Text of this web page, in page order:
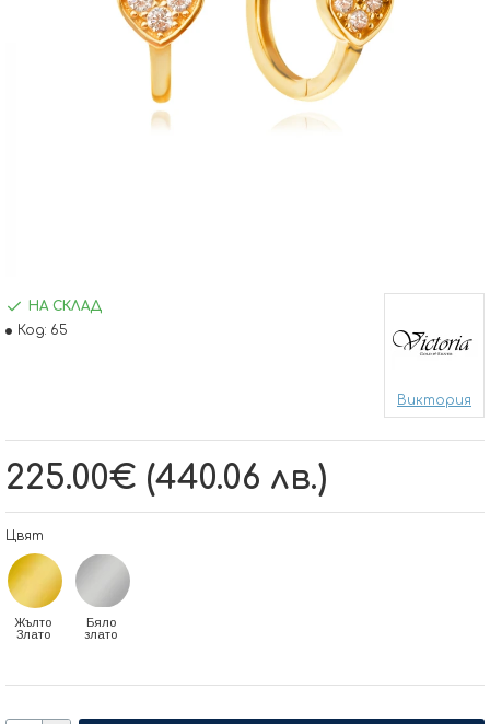
225.00€ (440.06 лв.)
НА СКЛАД
Код: 65
Виктория
Цвят
Жълто
Злато
Бяло
злато